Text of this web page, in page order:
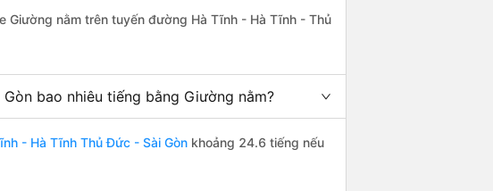
Giường nằm trên tuyến đường Hà Tĩnh - Hà Tĩnh - Thủ
bao nhiêu tiếng bằng Giường nằm?
- Hà Tĩnh Thủ Đức - Sài Gòn khoảng 24.6 tiếng nếu